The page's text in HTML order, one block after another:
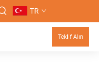
TR
Teklif Alın